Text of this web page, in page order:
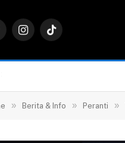
InstagramTikTok
» Berita & Info » Peranti »